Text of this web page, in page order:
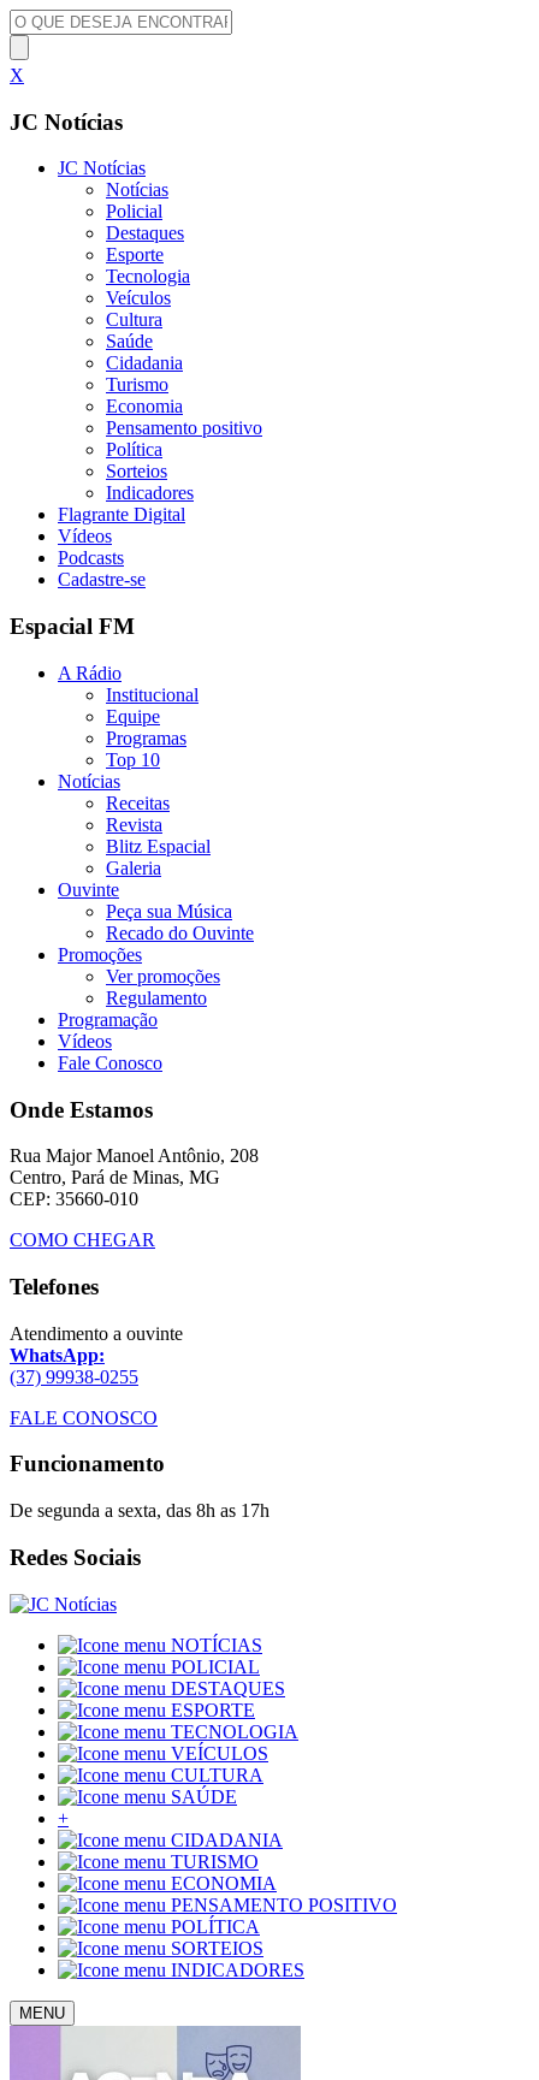
X
JC Notícias
JC Notícias
Notícias
Policial
Destaques
Esporte
Tecnologia
Veículos
Cultura
Saúde
Cidadania
Turismo
Economia
Pensamento positivo
Política
Sorteios
Indicadores
Flagrante Digital
Vídeos
Podcasts
Cadastre-se
Espacial FM
A Rádio
Institucional
Equipe
Programas
Top 10
Notícias
Receitas
Revista
Blitz Espacial
Galeria
Ouvinte
Peça sua Música
Recado do Ouvinte
Promoções
Ver promoções
Regulamento
Programação
Vídeos
Fale Conosco
Onde Estamos
Rua Major Manoel Antônio, 208
Centro, Pará de Minas, MG
CEP: 35660-010
COMO CHEGAR
Telefones
Atendimento a ouvinte
WhatsApp:
(37) 99938-0255
FALE CONOSCO
Funcionamento
De segunda a sexta, das 8h as 17h
Redes Sociais
NOTÍCIAS
POLICIAL
DESTAQUES
ESPORTE
TECNOLOGIA
VEÍCULOS
CULTURA
SAÚDE
+
CIDADANIA
TURISMO
ECONOMIA
PENSAMENTO POSITIVO
POLÍTICA
SORTEIOS
INDICADORES
MENU